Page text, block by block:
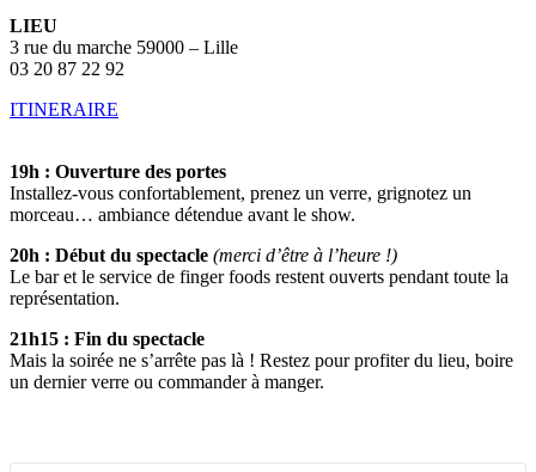
LIEU
3 rue du marche 59000 – Lille
03 20 87 22 92
ITINERAIRE
19h : Ouverture des portes
Installez-vous confortablement, prenez un verre, grignotez un
morceau… ambiance détendue avant le show.
20h : Début du spectacle (merci d’être à l’heure !)
Le bar et le service de finger foods restent ouverts pendant toute la
représentation.
21h15 : Fin du spectacle
Mais la soirée ne s’arrête pas là ! Restez pour profiter du lieu, boire
un dernier verre ou commander à manger.